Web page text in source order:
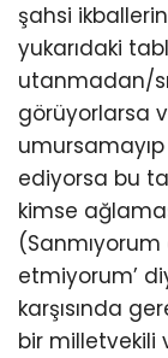
şahsi
yukarıdaki
utanmadan/
görüyorlarsa
ediyorsa bu
kimse
etmiyorum’
karşısında
bir milletvekili